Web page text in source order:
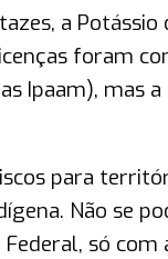
a
foram
Ipaam), mas
para
Não se
só